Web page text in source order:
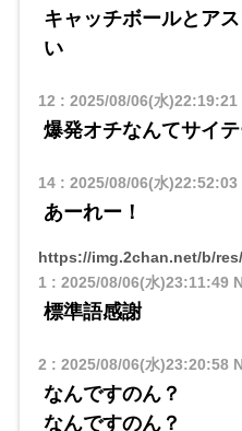
キャッチボールとア
い
12 : 2025/08/06(水)22:19:21
爆発オチなんてサイテ
14: 2025/08/06(水)22:52:03
あーれー！
https://img.2chan.net/b/
1 : 2025/08/06(水)23:11:49
標準語感謝
2 : 2025/08/06(水)23:20:58
なんですのん？
なんですのん？